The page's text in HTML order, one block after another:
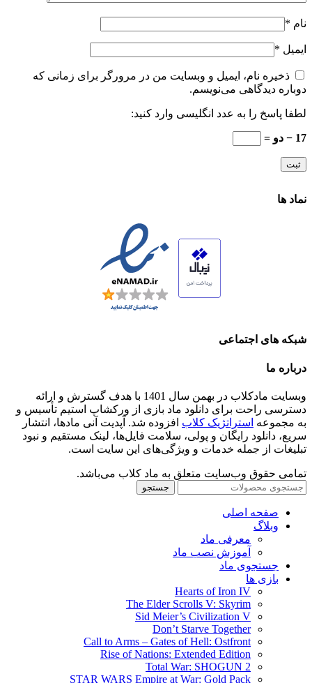
نام *
ایمیل *
ذخیره نام، ایمیل و وبسایت من در مرورگر برای زمانی که
دوباره دیدگاهی می‌نویسم.
لطفا پاسخ را به عدد انگلیسی وارد کنید:
17 − دو =
نماد ها
شبکه های اجتماعی
درباره ما
وبسایت مادکلاب در بهمن سال 1401 با هدف گسترش و ارائه
دسترسی راحت برای دانلود ماد بازی از ورکشاپ استیم تأسیس و
به مجموعه استراتژیک کلاب افزوده شد. آپدیت آنی مادها، انتشار
سریع، دانلود رایگان و پولی، سلامت فایل‌ها، لینک مستقیم و نبود
تبلیغات از جمله خدمات و ویژگی‌های این سایت است.
تمامی حقوق وب‌سایت متعلق به ماد کلاب می‌باشد.
جستجو
صفحه اصلی
وبلاگ
معرفی ماد
آموزش نصب ماد
جستجوی ماد
بازی ها
Hearts of Iron IV
The Elder Scrolls V: Skyrim
Sid Meier’s Civilization V
Don’t Starve Together
Call to Arms – Gates of Hell: Ostfront
Rise of Nations: Extended Edition
Total War: SHOGUN 2
STAR WARS Empire at War: Gold Pack